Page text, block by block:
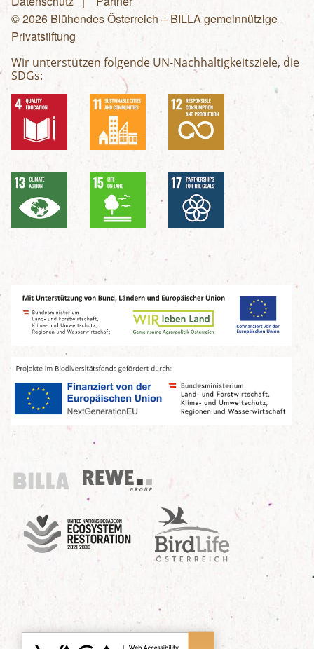
© 2026 Blühendes Österreich – BILLA gemeinnützige
Privatstiftung
Wir unterstützen folgende UN-Nachhaltigkeitsziele, die
SDGs:
Billa
REWE Group
UN Decade
Birdlife